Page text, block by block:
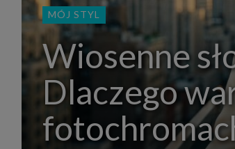
MÓJ STYL
Wiosenne
Dlaczego